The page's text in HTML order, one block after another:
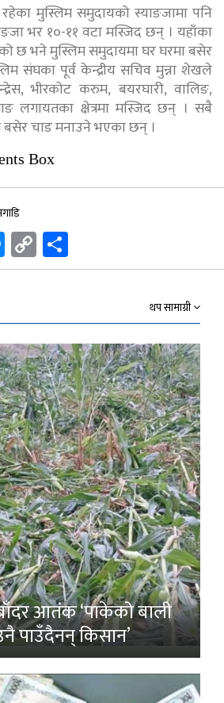
मुस्लिम समुदायको स्याङजामा पनि
भर १०-११ वटा मस्जिद छन् । यहाँका
छ भने मुस्लिम समुदायमा घर घरमा बसेर
संघका पूर्व केन्द्रीय सचिव मुन्ना शेखले
भीरकोट करुम, बयरघारी, वालिङ,
लगायतका क्षेत्रमा मस्जिद छन् । सबै
चाड मनाउने भएका छन् ।
Box
Messenger
Copy
Link
थप सामाग्री
आतंक ‘पाकेको बाली
पाउँदैनन् किसान’